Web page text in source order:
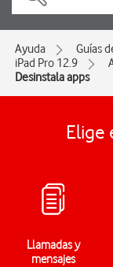
Ayuda Guías
iPad Pro 12.9
Desinstala apps
Elige
Llamadas y
mensajes